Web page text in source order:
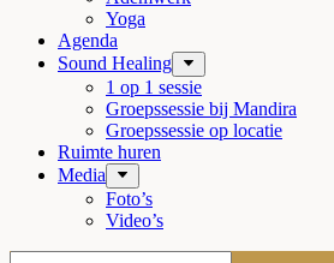
Yoga
Agenda
Sound Healing
1 op 1 sessie
Groepssessie bij Mandira
Groepssessie op locatie
Ruimte huren
Media
Foto’s
Video’s